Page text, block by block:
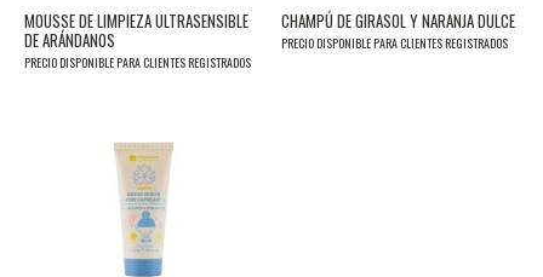
MOUSSE DE LIMPIEZA ULTRASENSIBLE
DE ARÁNDANOS
PRECIO DISPONIBLE PARA CLIENTES REGISTRADOS
CHAMPÚ DE GIRASOL Y NARANJA DULCE
PRECIO DISPONIBLE PARA CLIENTES REGISTRADOS